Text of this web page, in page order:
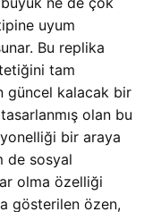
uyum
Bu replika
tam
güncel kalacak bir
olan bu
bir araya
de sosyal
olma özelliği
gösterilen özen,